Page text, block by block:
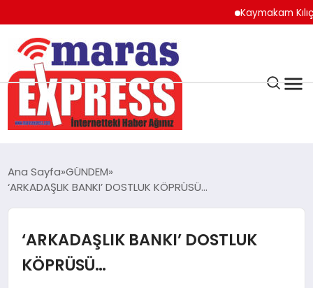
Kaymakam
K.MARAŞ
ANDIRIN
ÇAĞLAYANCERİT
Ana Sayfa GÜNDEM
‘ARKADAŞLIK BANKI’ DOSTLUK KÖPRÜSÜ…
‘ARKADAŞLIK BANKI’ DOSTLUK
KÖPRÜSÜ…